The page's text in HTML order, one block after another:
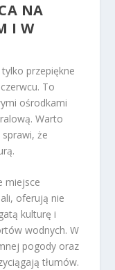
NA
I W
przepiękne
To
ośrodkami
Warto
że
miejsce
oferują nie
kulturę i
wodnych. W
pogody oraz
tłumów.